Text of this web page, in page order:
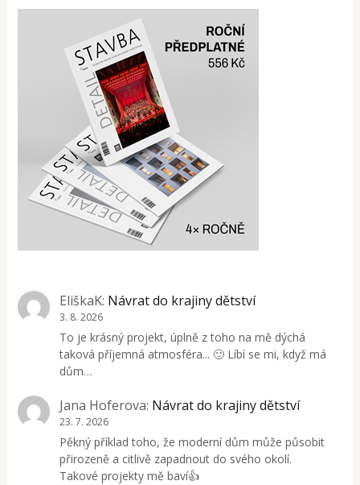
EliškaK: Návrat do krajiny dětství
3. 8. 2026
To je krásný projekt, úplně z toho na mě dýchá
taková příjemná atmosféra... 🙂 Líbí se mi, když má
dům…
Jana Hoferova: Návrat do krajiny dětství
23. 7. 2026
Pěkný příklad toho, že moderní dům může působit
přirozeně a citlivě zapadnout do svého okolí.
Takové projekty mě baví👍